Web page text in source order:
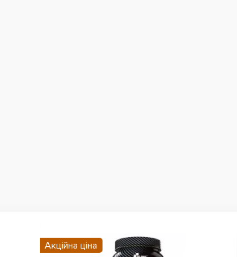
Акційна ціна